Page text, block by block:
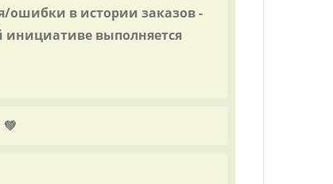
ошибки в истории заказов -
выполняется